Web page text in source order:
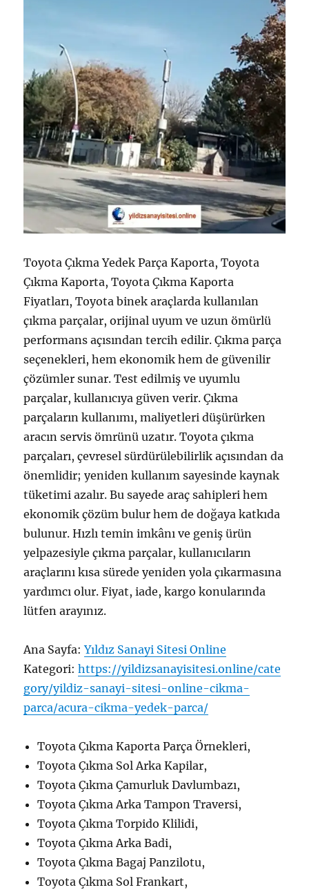
Toyota Çıkma Yedek Parça Kaporta, Toyota
Çıkma Kaporta, Toyota Çıkma Kaporta
Fiyatları, Toyota binek araçlarda kullanılan
çıkma parçalar, orijinal uyum ve uzun ömürlü
performans açısından tercih edilir. Çıkma parça
seçenekleri, hem ekonomik hem de güvenilir
çözümler sunar. Test edilmiş ve uyumlu
parçalar, kullanıcıya güven verir. Çıkma
parçaların kullanımı, maliyetleri düşürürken
aracın servis ömrünü uzatır. Toyota çıkma
parçaları, çevresel sürdürülebilirlik açısından da
önemlidir; yeniden kullanım sayesinde kaynak
tüketimi azalır. Bu sayede araç sahipleri hem
ekonomik çözüm bulur hem de doğaya katkıda
bulunur. Hızlı temin imkânı ve geniş ürün
yelpazesiyle çıkma parçalar, kullanıcıların
araçlarını kısa sürede yeniden yola çıkarmasına
yardımcı olur. Fiyat, iade, kargo konularında
lütfen arayınız.
Ana Sayfa:Yıldız Sanayi Sitesi Online
Kategori:https://yildizsanayisitesi.online/cate
gory/yildiz-sanayi-sitesi-online-cikma-
parca/acura-cikma-yedek-parca/
Toyota Çıkma Kaporta Parça Örnekleri,
Toyota Çıkma Sol Arka Kapilar,
Toyota Çıkma Çamurluk Davlumbazı,
Toyota Çıkma Arka Tampon Traversi,
Toyota Çıkma Torpido Klilidi,
Toyota Çıkma Arka Badi,
Toyota Çıkma Bagaj Panzilotu,
Toyota Çıkma Sol Frankart,